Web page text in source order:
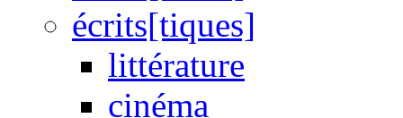
écrits[tiques]
littérature
cinéma